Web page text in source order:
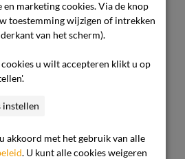
klachten afhandelt. Dit kan
Volgens de wet
behandeling van de klacht.
Geestelijke
marketing cookies. Via de knop
toestemming wijzigen of intrekken
van het scherm).
u wilt accepteren klikt u op
instellen
akkoord met het gebruik van alle
. U kunt alle cookies weigeren